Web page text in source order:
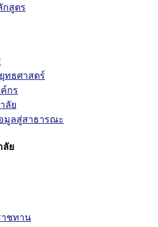
กสูตร
ทธศาสตร์
กร
ลัย
มูลสู่สาธารณะ
ลัย
าชทาน